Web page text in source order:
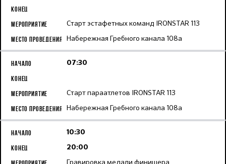
Старт эстафетных команд IRONSTAR 113
Набережная Гребного канала 108а
07:30
Старт параатлетов IRONSTAR 113
Набережная Гребного канала 108а
10:30
20:00
Гравировка медали финишера